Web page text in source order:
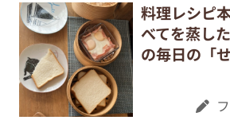
料理レシピ
べてを蒸し
の毎日の「